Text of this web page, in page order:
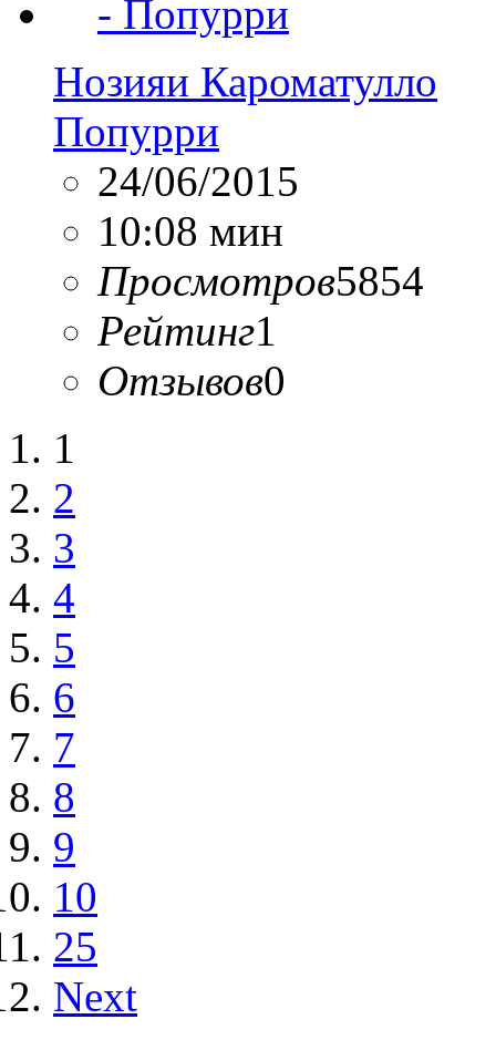
Нозияи Кароматулло
Попурри
24/06/2015
10:08 мин
Просмотров5854
Рейтинг1
Отзывов0
1
2
3
4
5
6
7
8
9
10
25
Next